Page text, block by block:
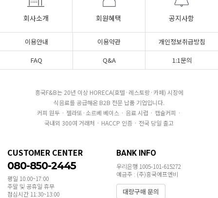
회사소개 회원혜택 공지사항
이용안내 이용약관
개인정보취급방침
FAQ
Q&A 1:1문의
흥국F&B는 20년 이상 HORECA(호텔·레스토랑·카페) 시장에
식음료를 공급해온 B2B 전문 납품 기업입니다.
커피 원두 · 젤라또·소르베 베이스 · 음료 시럽 · 캡슐커피 ·
국내외 300여 거래처 · HACCP 인증 · 전국 당일 출고
CUSTOMER CENTER
080-850-2445
평일 10:00~17:00
주말 및 공휴일 휴무
점심시간 11:30~13:00
BANK INFO
우리은행 1005-101-615272
예금주 : (주)흥국에프엔비
대량구매 문의